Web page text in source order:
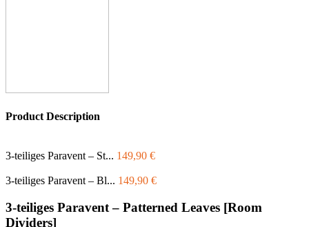
Product Description
3-teiliges Paravent – St... 149,90 €
3-teiliges Paravent – Bl... 149,90 €
3-teiliges Paravent – Patterned Leaves [Room
Dividers]